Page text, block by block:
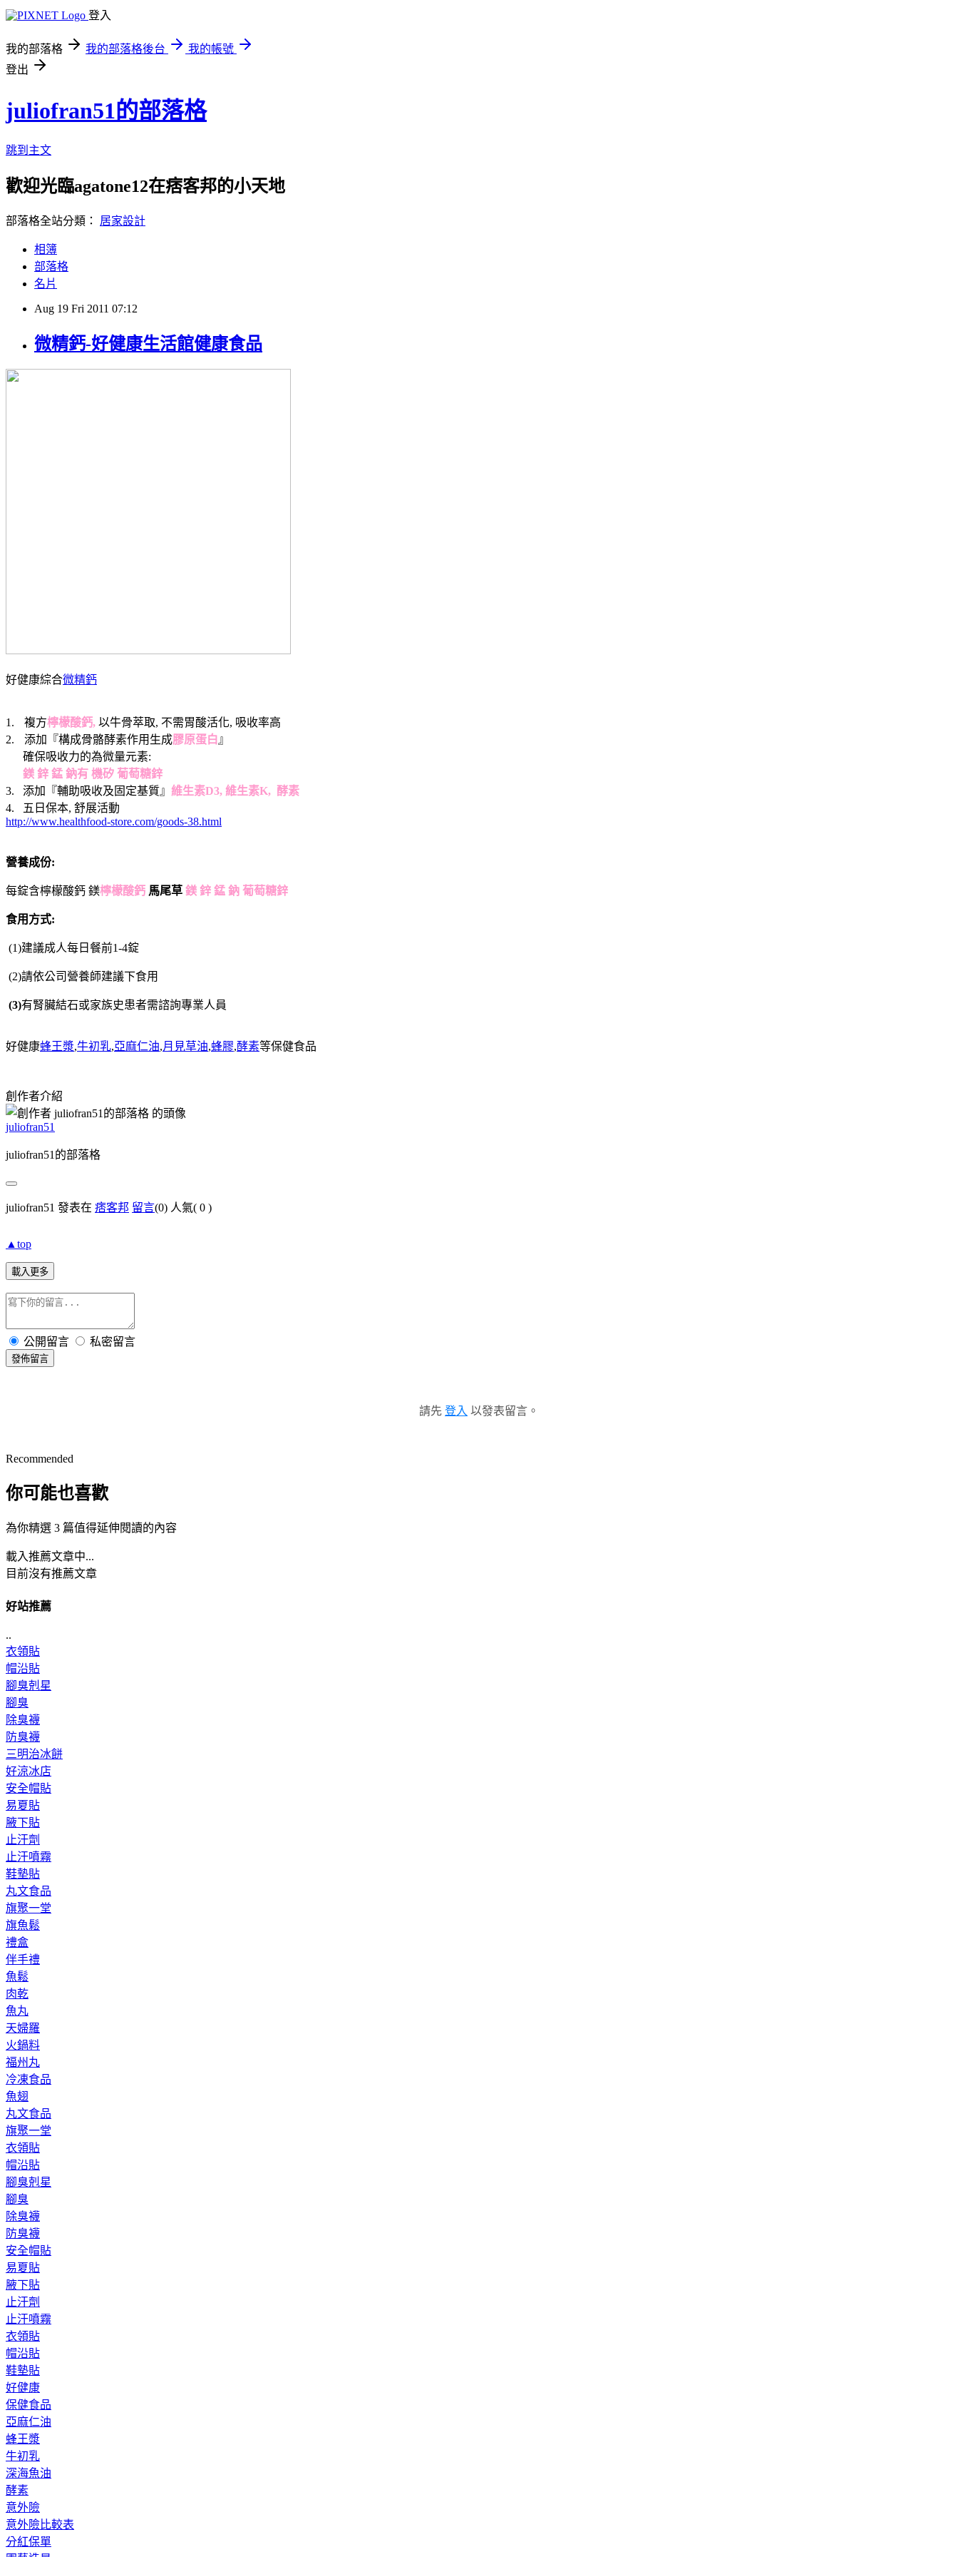
登入
我的部落格 我的部落格後台
我的帳號
登出
juliofran51的部落格
跳到主文
歡迎光臨agatone12在痞客邦的小天地
部落格全站分類： 居家設計
相簿
部落格
名片
Aug 19 Fri 2011 07:12
微精鈣-好健康生活館健康食品
好健康綜合微精鈣
1. 複方檸檬酸鈣, 以牛骨萃取, 不需胃酸活化, 吸收率高
2.
添加『構成骨骼酵素作用生成膠原蛋白 』
確保吸收力的為微量元素:
鎂 鋅 錳 鈉有 機矽 葡萄糖鋅
3. 添加『輔助吸收及固定基質』 維生素D3, 維生素K, 酵素
4. 五日保本, 舒展活動
http://www.healthfood-store.com/goods-38.html
營養成份:
每錠含檸檬酸鈣 鎂檸檬酸鈣 馬尾草 鎂 鋅 錳 鈉 葡萄糖鋅
食用方式:
(1)建議成人每日餐前1-4錠
(2)請依公司營養師建議下食用
(3)有腎臟結石或家族史患者需諮詢專業人員
好健康蜂王漿,牛初乳,亞麻仁油,月見草油,蜂膠,酵素等保健食品
創作者介紹
juliofran51
juliofran51的部落格
juliofran51 發表在 痞客邦 留言(0) 人氣( 0 )
▲top
載入更多
公開留言 私密留言
發佈留言
請先 登入 以發表留言。
Recommended
你可能也喜歡
為你精選 3 篇值得延伸閱讀的內容
載入推薦文章中...
目前沒有推薦文章
好站推薦
..
衣領貼
帽沿貼
腳臭剋星
腳臭
除臭襪
防臭襪
三明治冰餅
好涼冰店
安全帽貼
易夏貼
腋下貼
止汗劑
止汗噴霧
鞋墊貼
丸文食品
旗聚一堂
旗魚鬆
禮盒
伴手禮
魚鬆
肉乾
魚丸
天婦羅
火鍋料
福州丸
冷凍食品
魚翅
丸文食品
旗聚一堂
衣領貼
帽沿貼
腳臭剋星
腳臭
除臭襪
防臭襪
安全帽貼
易夏貼
腋下貼
止汗劑
止汗噴霧
衣領貼
帽沿貼
鞋墊貼
好健康
保健食品
亞麻仁油
蜂王漿
牛初乳
深海魚油
酵素
意外險
意外險比較表
分紅保單